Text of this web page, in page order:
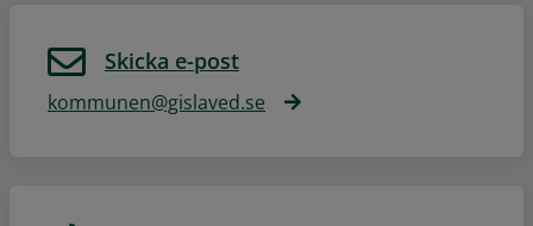
Skicka e-post
kommunen@gislaved.se